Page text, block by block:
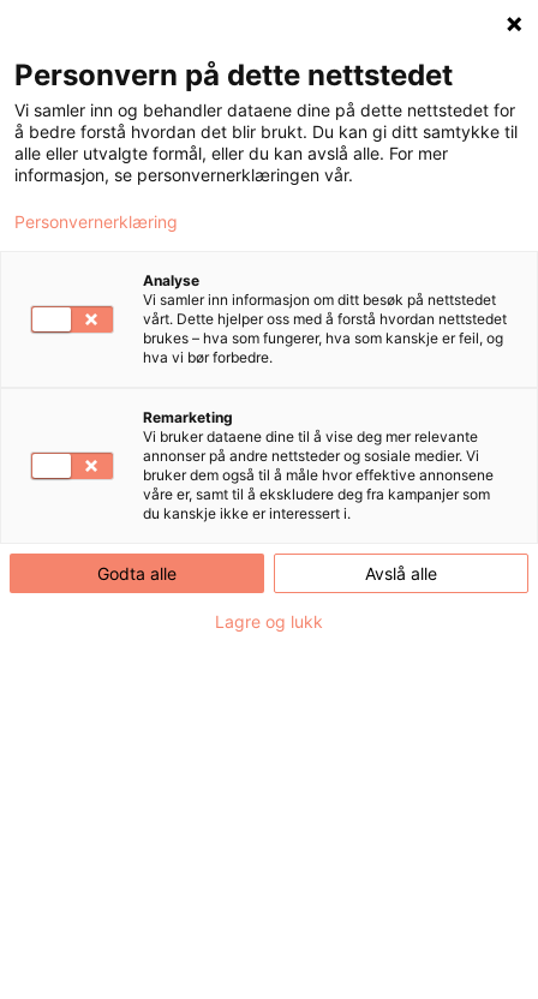
Produkt­
sortiment i
salong
Personvern på dette nettstedet
Vi samler inn og behandler dataene dine på dette nettstedet for
å bedre forstå hvordan det blir brukt. Du kan gi ditt samtykke til
alle eller utvalgte formål, eller du kan avslå alle. For mer
informasjon, se personvernerklæringen vår.
Personvernerklæring
Analyse
Vi samler inn informasjon om ditt besøk på nettstedet
vårt. Dette hjelper oss med å forstå hvordan nettstedet
brukes – hva som fungerer, hva som kanskje er feil, og
hva vi bør forbedre.
Remarketing
Vi bruker dataene dine til å vise deg mer relevante
annonser på andre nettsteder og sosiale medier. Vi
bruker dem også til å måle hvor effektive annonsene
våre er, samt til å ekskludere deg fra kampanjer som
du kanskje ikke er interessert i.
Godta alle Avslå alle
Lagre og lukk